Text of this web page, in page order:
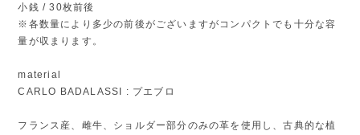
小銭 / 30枚前後
※各数量により多少の前後がございますがコンパクトでも十分な容
量が収まります。
material
CARLO BADALASSI : プエブロ
フランス産、雌牛、ショルダー部分のみの革を使用し、古典的な植